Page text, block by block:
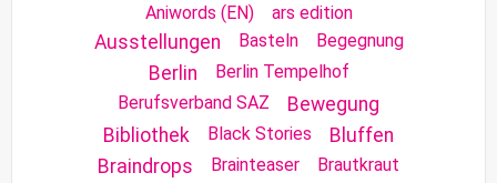
Aniwords (EN)
ars edition
Ausstellungen Basteln Begegnung
Berlin
Berlin Tempelhof
Berufsverband SAZ
Bewegung
Bibliothek
Black Stories
Bluffen
Braindrops
Brainteaser
Brautkraut